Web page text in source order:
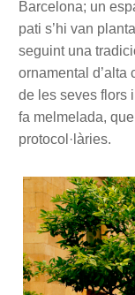
Barcelona; un
pati s’hi van
seguint una
ornamental d’alta
de les seves flors
fa melmelada,
protocol·làries.